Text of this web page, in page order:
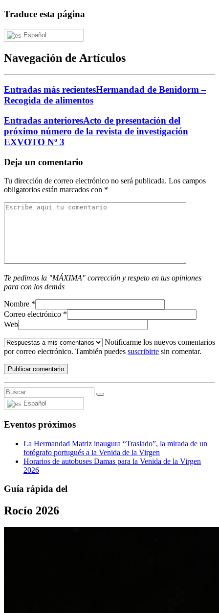
Traduce esta página
Español
Navegación de Artículos
Entradas más recientesHermandad de Benidorm –
Recogida de alimentos
Entradas anterioresActo de presentación del
próximo número de la revista de investigación
EXVOTO Nº 3
Deja un comentario
Tu dirección de correo electrónico no será publicada. Los campos
obligatorios están marcados con *
Te pedimos la "MÁXIMA" corrección y respeto en tus opiniones
para con los demás
Nombre *
Correo electrónico *
Web
Notificarme los nuevos comentarios
por correo electrónico. También puedes suscribirte sin comentar.
Español
Eventos próximos
La Hermandad Matriz inaugura “Traslado”, la mirada de un
fotógrafo portugués a la Venida de la Virgen
Horarios de autobuses Damas para la Venida de la Virgen
2026
Guía rápida del
Rocío 2026